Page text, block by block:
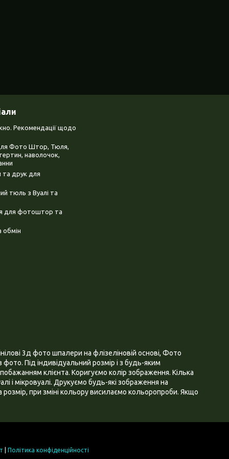
Рекомендації щодо
Фото Штор, Тюля,
наволочок,
та друк для
тюль з Вуалі та
для фотоштор та
обмін
3д фото шпалери на флізеліновій основі, Фото
Під індивідуальний розмір і з будь-яким
клієнта. Коригуємо колір зображення. Кілька
і мікровуалі. Друкуємо будь-які зображення на
при зміні кольору висилаємо кольоропроби. Якщо
Політика конфіденційності